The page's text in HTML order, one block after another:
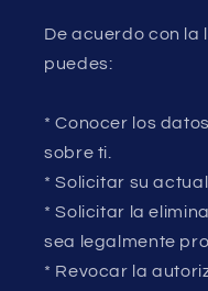
De acuerdo con la
puedes:
* Conocer los
sobre ti.
* Solicitar su
* Solicitar la
sea legalmente
* Revocar la